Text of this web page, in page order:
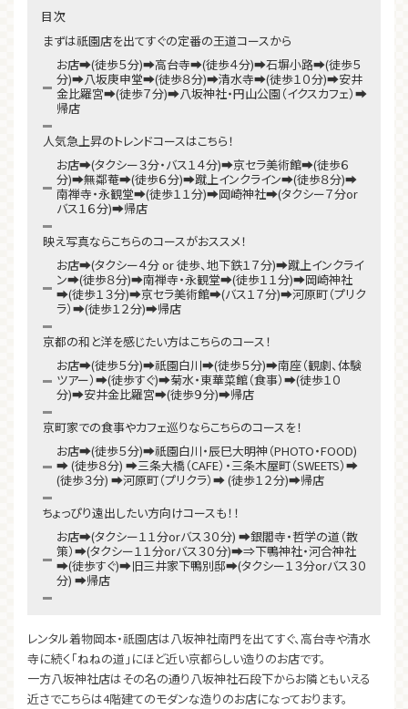
目次
まずは祇園店を出てすぐの定番の王道コースから
お店➡(徒歩５分)➡高台寺➡︎(徒歩４分)➡石塀小路➡︎(徒歩５
分)➡八坂庚申堂➡︎(徒歩８分)➡清水寺➡︎(徒歩１０分)➡安井
金比羅宮➡︎(徒歩７分)➡八坂神社・円山公園（イクスカフェ）➡︎
帰店
人気急上昇のトレンドコースはこちら！
お店➡(タクシー３分・バス１４分)➡京セラ美術館➡(徒歩６
分)➡無鄰菴➡(徒歩６分)➡蹴上インクライン➡(徒歩８分)➡
南禅寺・永観堂➡(徒歩１１分)➡岡崎神社➡(タクシー７分or
バス１６分)➡帰店
映え写真ならこちらのコースがおススメ！
お店➡(タクシー４分 or 徒歩、地下鉄１７分)➡蹴上インクライ
ン➡(徒歩８分)➡南禅寺・永観堂➡(徒歩１１分)➡岡崎神社
➡(徒歩１３分)➡京セラ美術館➡(バス１７分)➡河原町（プリク
ラ）➡(徒歩１２分)➡帰店
京都の和と洋を感じたい方はこちらのコース！
お店➡(徒歩５分)➡祇園白川➡︎(徒歩５分)➡南座（観劇、体験
ツアー）➡︎(徒歩すぐ)➡菊水・東華菜館（食事）➡︎(徒歩１０
分)➡安井金比羅宮➡︎(徒歩９分)➡帰店
京町家での食事やカフェ巡りならこちらのコースを！
お店➡(徒歩５分)➡祇園白川・辰巳大明神（PHOTO・FOOD)
➡ (徒歩８分) ➡三条大橋（CAFE）・三条木屋町（SWEETS）➡
(徒歩３分) ➡河原町（プリクラ）➡ (徒歩１２分)➡帰店
ちょっぴり遠出したい方向けコースも！！
お店➡(タクシー１１分orバス３０分) ➡銀閣寺・哲学の道（散
策）➡(タクシー１１分orバス３０分)➡⇒下鴨神社・河合神社
➡(徒歩すぐ)➡旧三井家下鴨別邸➡(タクシー１３分orバス３０
分) ➡帰店
レンタル着物岡本・祇園店は八坂神社南門を出てすぐ、高台寺や清水
寺に続く「ねねの道」にほど近い京都らしい造りのお店です。
一方八坂神社店はその名の通り八坂神社石段下からお隣ともいえる
近さでこちらは4階建てのモダンな造りのお店になっております。